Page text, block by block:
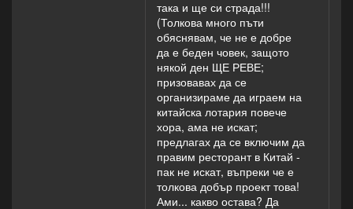
така и ще си страда!!!
(Толкова много пъти
обяснявам, че не е добре
да е беден човек, защото
някой ден ЩЕ РЕВЕ;
призовавах да се
организираме да играем на
китайска лотария повече
хора, ама не искат;
предлагах да се включим да
правим ресторант в Китай -
пак не искат, въпреки че е
толкова добър проект това!
Ами... какво остава? Да